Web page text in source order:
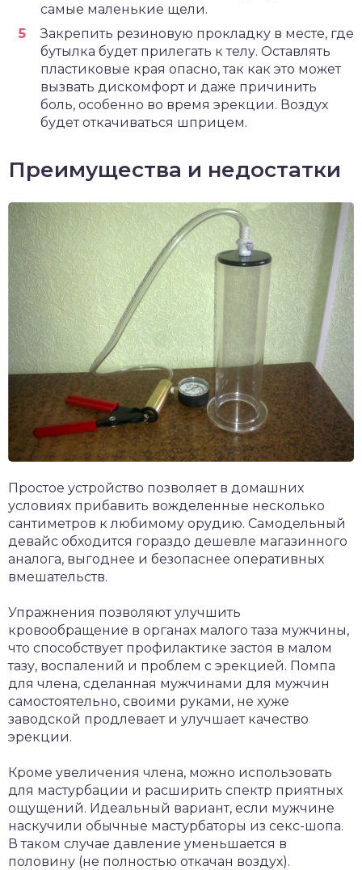
самые маленькие щели.
Закрепить резиновую прокладку в месте, где
бутылка будет прилегать к телу. Оставлять
пластиковые края опасно, так как это может
вызвать дискомфорт и даже причинить
боль, особенно во время эрекции. Воздух
будет откачиваться шприцем.
Преимущества и недостатки
Простое устройство позволяет в домашних
условиях прибавить вожделенные несколько
сантиметров к любимому орудию. Самодельный
девайс обходится гораздо дешевле магазинного
аналога, выгоднее и безопаснее оперативных
вмешательств.
Упражнения позволяют улучшить
кровообращение в органах малого таза мужчины,
что способствует профилактике застоя в малом
тазу, воспалений и проблем с эрекцией. Помпа
для члена, сделанная мужчинами для мужчин
самостоятельно, своими руками, не хуже
заводской продлевает и улучшает качество
эрекции.
Кроме увеличения члена, можно использовать
для мастурбации и расширить спектр приятных
ощущений. Идеальный вариант, если мужчине
наскучили обычные мастурбаторы из секс-шопа.
В таком случае давление уменьшается в
половину (не полностью откачан воздух).